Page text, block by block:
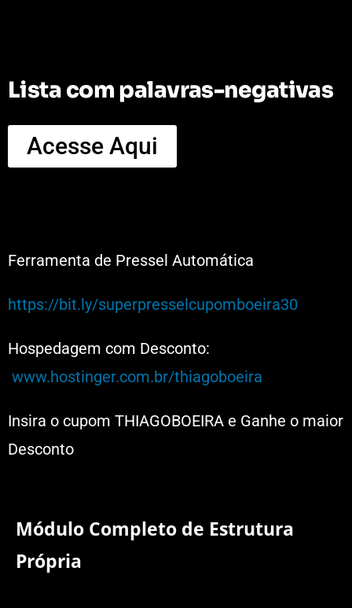
Lista com palavras-negativas
Acesse Aqui
Ferramenta de Pressel Automática
https://bit.ly/superpresselcupomboeira30
Hospedagem com Desconto:
www.hostinger.com.br/thiagoboeira
Insira o cupom THIAGOBOEIRA e Ganhe o maior
Desconto
Módulo Completo de Estrutura
Própria